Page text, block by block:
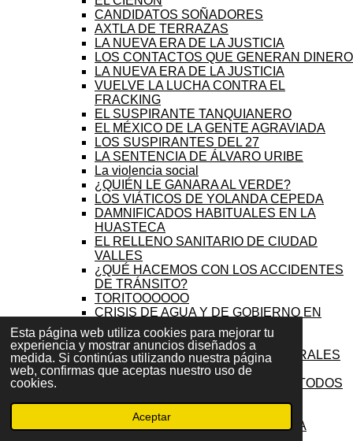
Esta página web utiliza cookies para mejorar tu
experiencia y mostrar anuncios diseñados a
medida. Si continúas utilizando nuestra página
web, confirmas que aceptas nuestro uso de
cookies.
Aceptar
CANDIDATOS SOÑADORES
AXTLA DE TERRAZAS
LA NUEVA ERA DE LA JUSTICIA
LOS CONTACTOS QUE GENERAN DINERO
LA NUEVA ERA DE LA JUSTICIA
VUELVE LA LUCHA CONTRA EL
FRACKING
EL SUSPIRANTE TANQUIANERO
EL MÉXICO DE LA GENTE AGRAVIADA
LOS SUSPIRANTES DEL 27
LA SENTENCIA DE ÁLVARO URIBE
La violencia social
¿QUIÉN LE GANARA AL VERDE?
LOS VIÁTICOS DE YOLANDA CEPEDA
DAMNIFICADOS HABITUALES EN LA
HUASTECA
EL RELLENO SANITARIO DE CIUDAD
VALLES
¿QUÉ HACEMOS CON LOS ACCIDENTES
DE TRÁNSITO?
TORITOOOOOO
CRISIS DE AGUA Y DE GOBIERNO EN
VALLES
TORITO, TORITO, TORITO
INSEGURIDAD Y DAÑOS COLATERALES
¿EL TECMOL VERDE?
LA PRESIDENTA DE MORENA DE TODOS
FRONTERA BUROCRÁTICA
SEMANA SANTA EN LA HUASTECA